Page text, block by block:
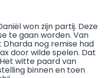
won zijn partij. Deze
te gaan worden. Van
Dharda nog remise had
door wilde spelen. Dat
witte paard van
binnen en toen